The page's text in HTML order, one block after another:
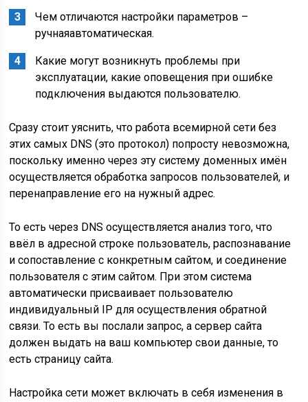
Чем отличаются настройки параметров –
ручнаяавтоматическая.
Какие могут возникнуть проблемы при
эксплуатации, какие оповещения при ошибке
подключения выдаются пользователю.
Сразу стоит уяснить, что работа всемирной сети без
этих самых DNS (это протокол) попросту невозможна,
поскольку именно через эту систему доменных имён
осуществляется обработка запросов пользователей, и
перенаправление его на нужный адрес.
То есть через DNS осуществляется анализ того, что
ввёл в адресной строке пользователь, распознавание
и сопоставление с конкретным сайтом, и соединение
пользователя с этим сайтом. При этом система
автоматически присваивает пользователю
индивидуальный IP для осуществления обратной
связи. То есть вы послали запрос, а сервер сайта
должен выдать на ваш компьютер свои данные, то
есть страницу сайта.
Настройка сети может включать в себя изменения в